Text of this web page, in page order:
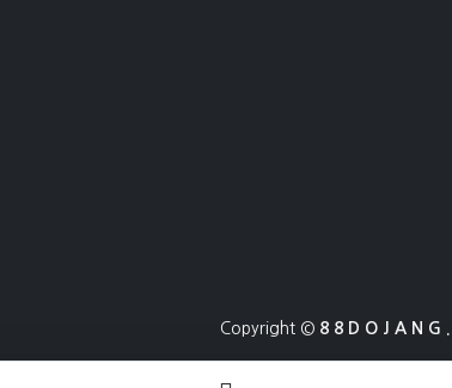
Copyright © 8 8 D O J A N G .